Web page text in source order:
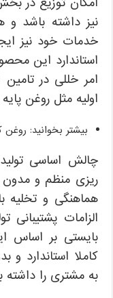
نیز داشته باشد و
خدمات خود نیز
استاندارد این
امر خللی در تامین
اولیه مثل روغن
بیشتر بخوانید: روغن
چالش اساسی تولید
ریزی منظم و مدون
هماهنگی و تخلیه
الزامات
بایستی بر اساس
کاملا استاندارد
به مشتری را داشته